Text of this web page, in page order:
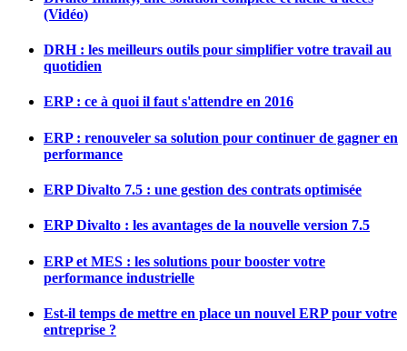
(Vidéo)
DRH : les meilleurs outils pour simplifier votre travail au
quotidien
ERP : ce à quoi il faut s'attendre en 2016
ERP : renouveler sa solution pour continuer de gagner en
performance
ERP Divalto 7.5 : une gestion des contrats optimisée
ERP Divalto : les avantages de la nouvelle version 7.5
ERP et MES : les solutions pour booster votre
performance industrielle
Est-il temps de mettre en place un nouvel ERP pour votre
entreprise ?